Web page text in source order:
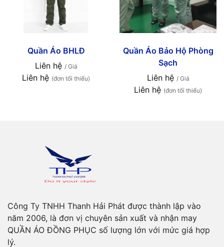
Quần Áo BHLĐ
Liên hệ / Giá
Liên hệ (đơn tối thiểu)
Quần Áo Bảo Hộ Phòng
Sạch
Liên hệ / Giá
Liên hệ (đơn tối thiểu)
Công Ty TNHH Thanh Hải Phát được thành lập vào
năm 2006, là đơn vị chuyên sản xuất và nhận may
QUẦN ÁO ĐỒNG PHỤC số lượng lớn với mức giá hợp
lý.